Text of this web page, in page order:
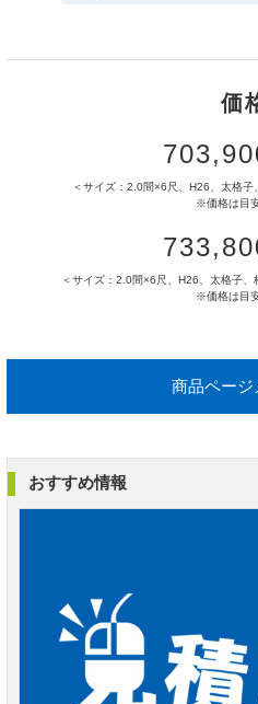
価
＜サイズ：2.0間×6尺、H26、太格子
※価格は目
＜サイズ：2.0間×6尺、H26、太格子、
※価格は目
商品ページ
おすすめ情報